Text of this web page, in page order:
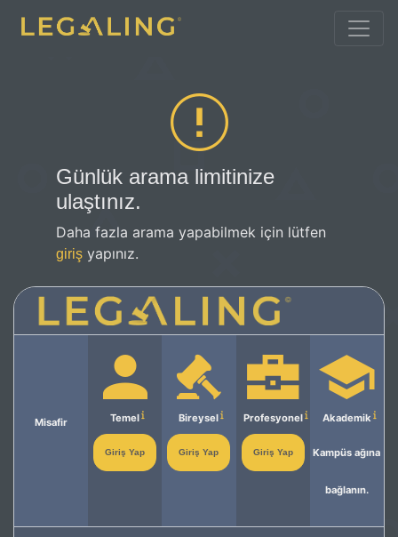
Günlük arama limitinize
ulaştınız.
Daha fazla arama yapabilmek için lütfen
giriş yapınız.
Misafir Temel
Giriş Yap
Bireysel
Giriş Yap
Profesyonel
Giriş Yap
Akademik
Kampüs ağına
bağlanın.